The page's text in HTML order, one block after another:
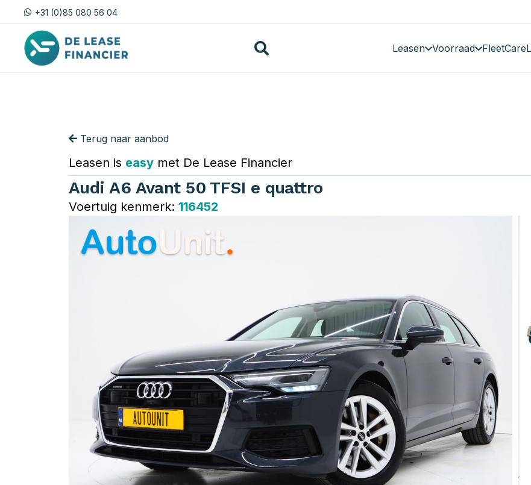
+31 (0)85 080 56 04
Leasen Voorraad FleetCare
Terug naar aanbod
Leasen is easy met De Lease Financier
Audi A6 Avant 50 TFSI e quattro
Voertuig kenmerk: 116452